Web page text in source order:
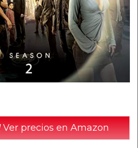
Ver precios en Amazon